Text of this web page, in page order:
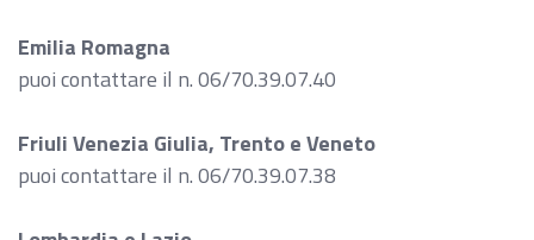
Emilia Romagna
puoi contattare il n. 06/70.39.07.40
Friuli Venezia Giulia, Trento e Veneto
puoi contattare il n. 06/70.39.07.38